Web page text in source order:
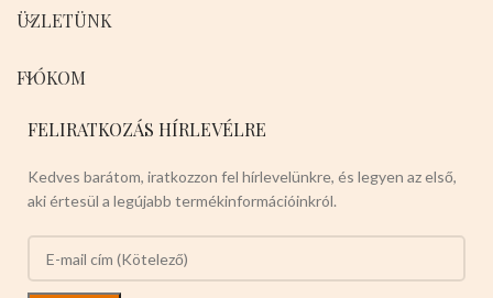
ÜZLETÜNK
FIÓKOM
FELIRATKOZÁS HÍRLEVÉLRE
Kedves barátom, iratkozzon fel hírlevelünkre, és legyen az első,
aki értesül a legújabb termékinformációinkról.